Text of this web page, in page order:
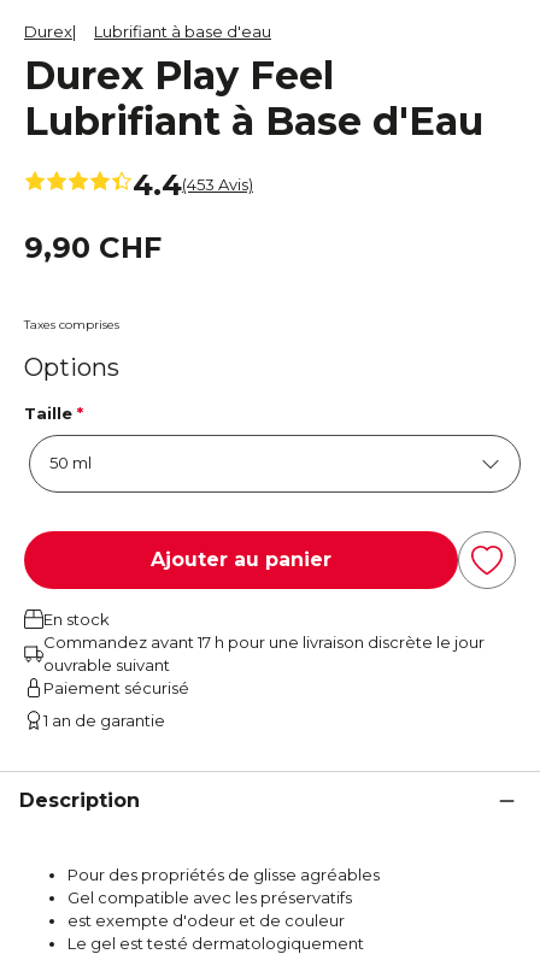
Durex Lubrifiant à base d'eau
Durex Play Feel
Lubrifiant à Base d'Eau
4.4(453 Avis)
9,90 CHF
Taxes comprises
Options
Taille *
Ajouter au panier
En stock
Commandez avant 17 h pour une livraison discrète le jour
ouvrable suivant
Paiement sécurisé
1 an de garantie
Description
Pour des propriétés de glisse agréables
Gel compatible avec les préservatifs
est exempte d'odeur et de couleur
Le gel est testé dermatologiquement